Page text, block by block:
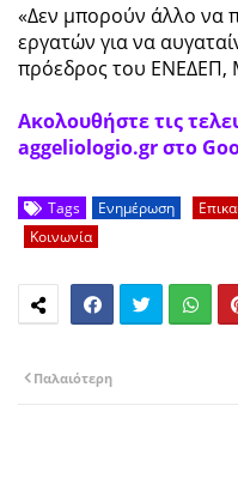
«Δεν μπορούν άλλο να
εργατών για να
πρόεδρος του ΕΝΕΔΕΠ,
Ακολουθήστε τις
aggeliologio.gr στο
Tags Ενημέρωση
Κοινωνία
Παλαιότερη